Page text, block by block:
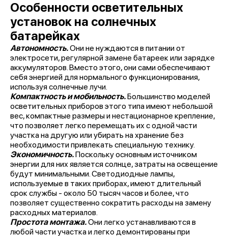
Особенности осветительных
установок на солнечных
батарейках
Автономность.Они не нуждаются в питании от
электросети, регулярной замене батареек или зарядке
аккумуляторов. Вместо этого, они сами обеспечивают
себя энергией для нормального функционирования,
используя солнечные лучи.
Компактность и мобильность.Большинство моделей
осветительных приборов этого типа имеют небольшой
вес, компактные размеры и нестационарное крепление,
что позволяет легко перемещать их с одной части
участка на другую или убирать на хранение без
необходимости привлекать специальную технику.
Экономичность.Поскольку основным источником
энергии для них является солнце, затраты на освещение
будут минимальными. Светодиодные лампы,
используемые в таких приборах, имеют длительный
срок службы - около 50 тысяч часов и более, что
позволяет существенно сократить расходы на замену
расходных материалов.
Простота монтажа.Они легко устанавливаются в
любой части участка и легко демонтированы при